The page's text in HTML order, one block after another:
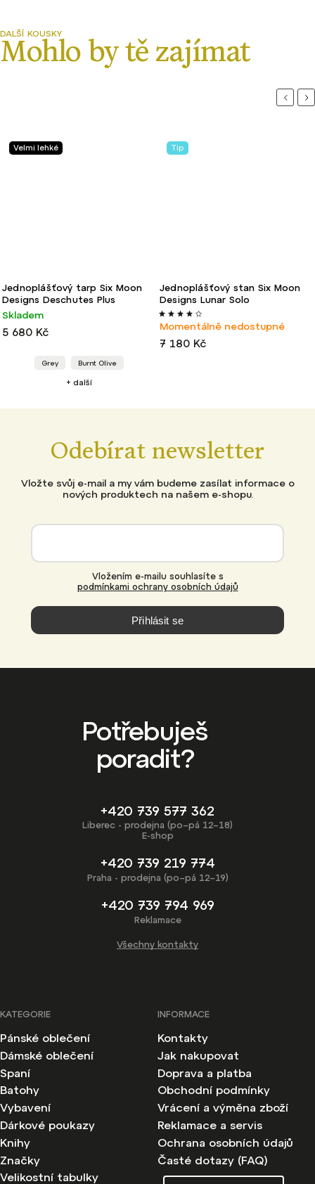
Velmi lehké
Jednoplášťový tarp Six Moon
Designs Deschutes Plus
Skladem
5 680 Kč
Grey Burnt Olive
+ další
Tip
Jednoplášťový stan Six Moon
Designs Lunar Solo
Momentálně nedostupné
7 180 Kč
Odebírat newsletter
Vložte svůj e-mail a my vám budeme zasílat informace o
nových produktech na našem e-shopu.
podmínkami ochrany osobních údajů
Přihlásit se
Potřebuješ
poradit?
+420 739 577 362
Liberec - prodejna (po–pá 12–18)
E-shop
+420 739 219 774
Praha - prodejna (po–pá 12–19)
+420 739 794 969
Reklamace
Všechny kontakty
KATEGORIE
Pánské oblečení
Dámské oblečení
Spaní
Batohy
Vybavení
Dárkové poukazy
Knihy
Značky
Velikostní tabulky
INFORMACE
Kontakty
Jak nakupovat
Doprava a platba
Obchodní podmínky
Vrácení a výměna zboží
Reklamace a servis
Ochrana osobních údajů
Časté dotazy (FAQ)